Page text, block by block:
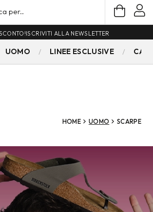
ISCRIVITI ALLA NEWSLETTER
UOMO LINEE ESCLUSIVE
HOME UOMO SCARPE